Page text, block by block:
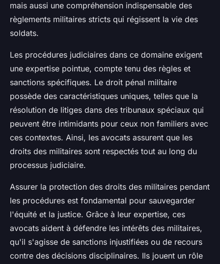
mais aussi une compréhension indispensable des
règlements militaires stricts qui régissent la vie des
soldats.
Les procédures judiciaires dans ce domaine exigent
une expertise pointue, compte tenu des règles et
sanctions spécifiques. Le droit pénal militaire
possède des caractéristiques uniques, telles que la
résolution de litiges dans des tribunaux spéciaux qui
peuvent être intimidants pour ceux non familiers avec
ces contextes. Ainsi, les avocats assurent que les
droits des militaires sont respectés tout au long du
processus judiciaire.
Assurer la protection des droits des militaires pendant
les procédures est fondamental pour sauvegarder
l'équité et la justice. Grâce à leur expertise, ces
avocats aident à défendre les intérêts des militaires,
qu'il s'agisse de sanctions injustifiées ou de recours
contre des décisions disciplinaires. Ils jouent un rôle